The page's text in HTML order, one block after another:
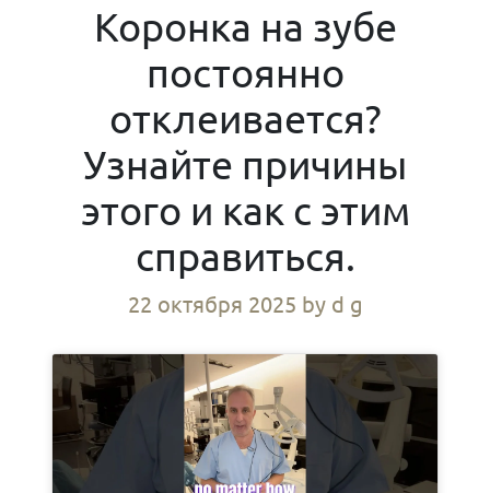
Коронка на зубе
постоянно
отклеивается?
Узнайте причины
этого и как с этим
справиться.
22 октября 2025 by d g